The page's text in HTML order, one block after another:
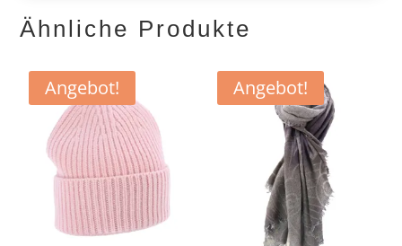
Ähnliche Produkte
Angebot! Angebot!